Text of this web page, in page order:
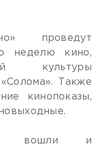
проведут
неделю кино,
культуры
Также
кинопоказы,
вошли и